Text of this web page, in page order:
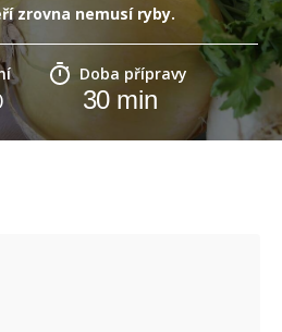
zrovna nemusí ryby.
Doba přípravy
30min